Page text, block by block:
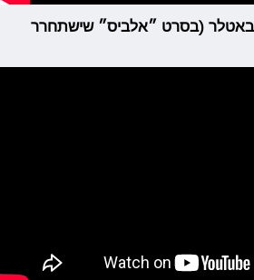
באטלר (בסרט ״אלביס״ שישתחרר